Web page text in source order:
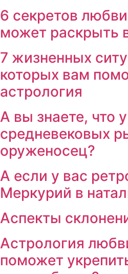
6 секретов
может раскрыть
7 жизненных
которых вам
астрология
А вы знаете, что
средневековых
оруженосец?
А если у вас
Меркурий в
Аспекты
Астрология
поможет